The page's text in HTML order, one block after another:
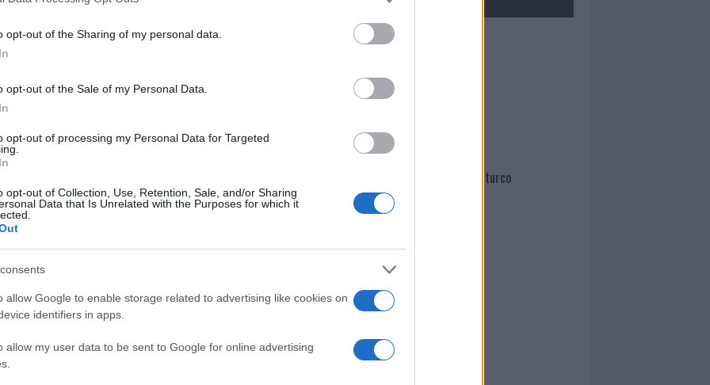
opt-out of the Sharing of my personal data.
opt-out of the Sale of my Personal Data.
opt-out of processing my Personal Data for Targeted
opt-out of Collection, Use, Retention, Sale, and/or Sharing
Data that Is Unrelated with the Purposes for which it
allow Google to enable storage related to advertising like cookies on
identifiers in apps.
allow my user data to be sent to Google for online advertising
mondiale di una nuova coreografia del
anche le performance di Bleuenn
Ballerina Étoile e Ballerino Étoile
alcune coreografie del repertorio
di Rudolf Nureyev, presentate nel celebre
cliccandoqui
nella sezione
Olbia
Mario Malu
Martina Agostina Diturco
I nostri cari
I nostri cari